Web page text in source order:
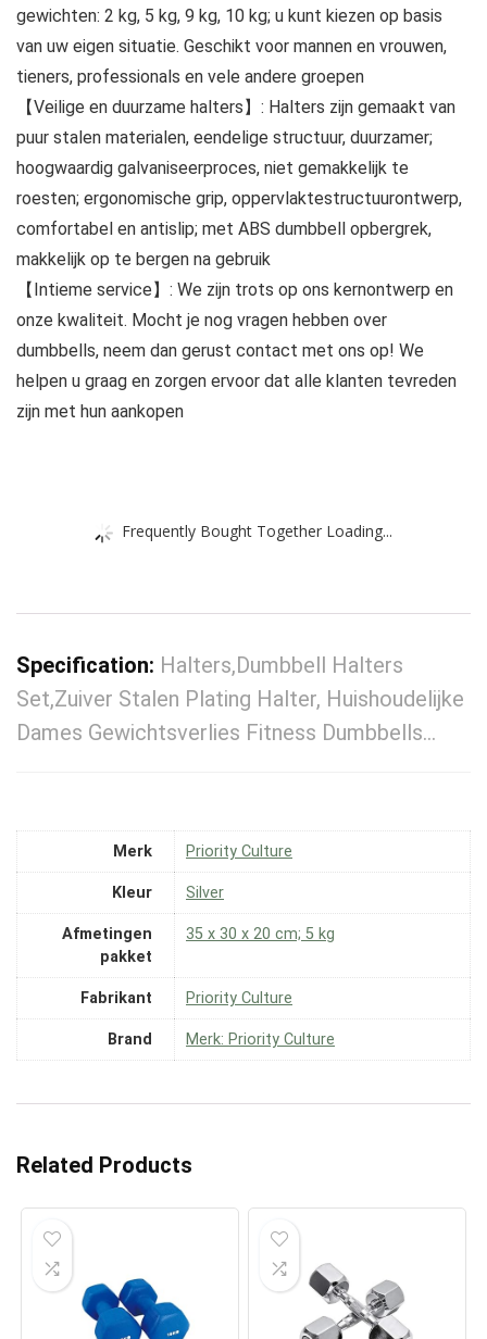
gewichten: 2 kg, 5 kg, 9 kg, 10 kg; u kunt kiezen op basis
van uw eigen situatie. Geschikt voor mannen en vrouwen,
tieners, professionals en vele andere groepen
【Veilige en duurzame halters】: Halters zijn gemaakt van
puur stalen materialen, eendelige structuur, duurzamer;
hoogwaardig galvaniseerproces, niet gemakkelijk te
roesten; ergonomische grip, oppervlaktestructuurontwerp,
comfortabel en antislip; met ABS dumbbell opbergrek,
makkelijk op te bergen na gebruik
【Intieme service】: We zijn trots op ons kernontwerp en
onze kwaliteit. Mocht je nog vragen hebben over
dumbbells, neem dan gerust contact met ons op! We
helpen u graag en zorgen ervoor dat alle klanten tevreden
zijn met hun aankopen
Frequently Bought Together Loading...
Specification: Halters,Dumbbell Halters
Set,Zuiver Stalen Plating Halter, Huishoudelijke
Dames Gewichtsverlies Fitness Dumbbells…
Merk ‎Priority Culture
Kleur ‎Silver
Afmetingen
pakket
‎35 x 30 x 20 cm; 5 kg
Fabrikant ‎Priority Culture
Brand Merk: Priority Culture
Related Products